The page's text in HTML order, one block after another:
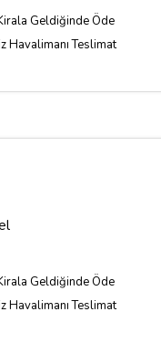
Geldiğinde Öde
Havalimanı Teslimat
Geldiğinde Öde
Havalimanı Teslimat